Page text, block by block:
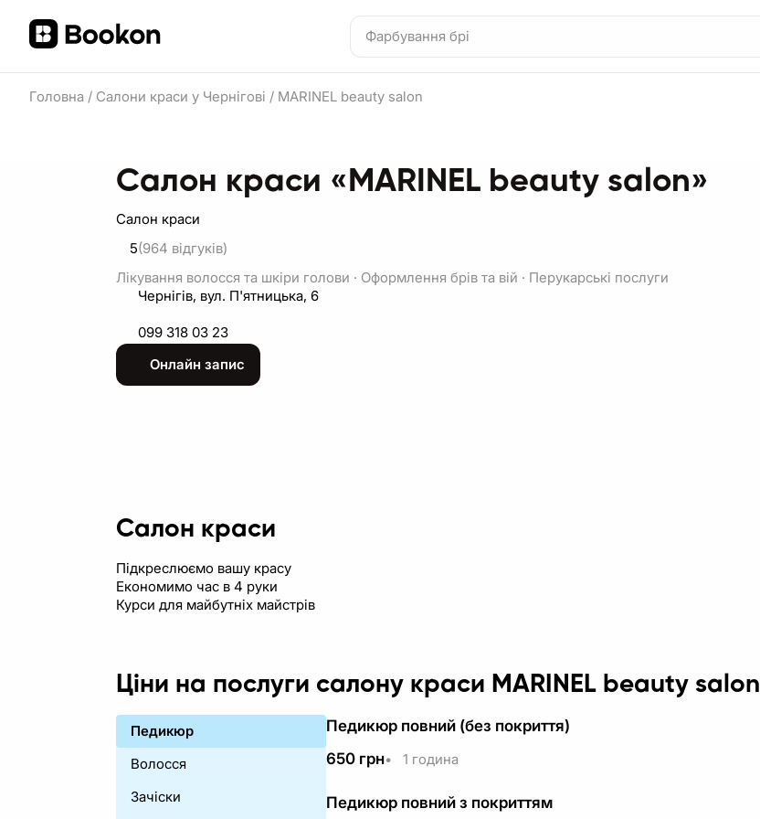
Головна / Салони краси у Чернігові / MARINEL beauty salon
Салон краси «MARINEL beauty salon»
Салон краси
5(964 відгуків)
Лікування волосся та шкіри голови · Оформлення брів та вій · Перукарські послуги
Чернігів, вул. П'ятницька, 6
099 318 03 23
Онлайн запис
Салон краси
Підкреслюємо вашу красу
Економимо час в 4 руки
Курси для майбутніх майстрів
Ціни на послуги салону краси MARINEL beauty salon
Педикюр
Волосся
Зачіски
Педикюр повний (без покриття)
650 грн• 1 година
Педикюр повний з покриттям